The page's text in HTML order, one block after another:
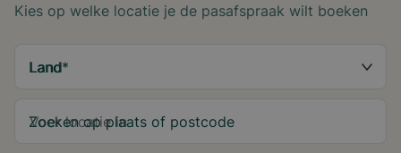
Kies op welke locatie je de pasafspraak wilt boeken
Land*
Zoeken op plaats of postcode